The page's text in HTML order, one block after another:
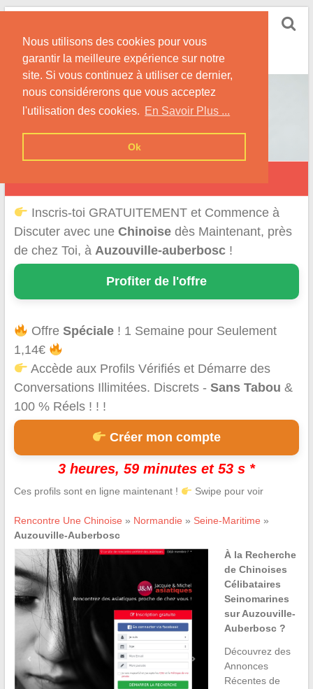
Nous utilisons des cookies pour vous
garantir la meilleure expérience sur notre
site. Si vous continuez à utiliser ce dernier,
nous considérerons que vous acceptez
l'utilisation des cookies. En Savoir Plus ...
Ok
Skip
content
Nos Conseils pour Rencontrer Une Femme
Originaire de Chine !
Inscris-toi GRATUITEMENT et Commence à
Discuter avec une Chinoisedès Maintenant, près
de chez Toi, à Auzouville-auberbosc!
Profiter de l'offre
OffreSpéciale ! 1 Semaine pour Seulement
1,14€
Accède aux Profils Vérifiés et Démarre des
Conversations Illimitées. Discrets - Sans Tabou &
100 % Réels ! ! !
Créer mon compte
3 heures, 59 minutes et 53 s *
Ces profils sont en ligne maintenant ! Swipe pour voir
Rencontre Une Chinoise » Normandie » Seine-Maritime »
Auzouville-Auberbosc
À la Recherche
de Chinoises
Célibataires
Seinomarines
sur Auzouville-
Auberbosc ?
Découvrez des
Annonces
Récentes de